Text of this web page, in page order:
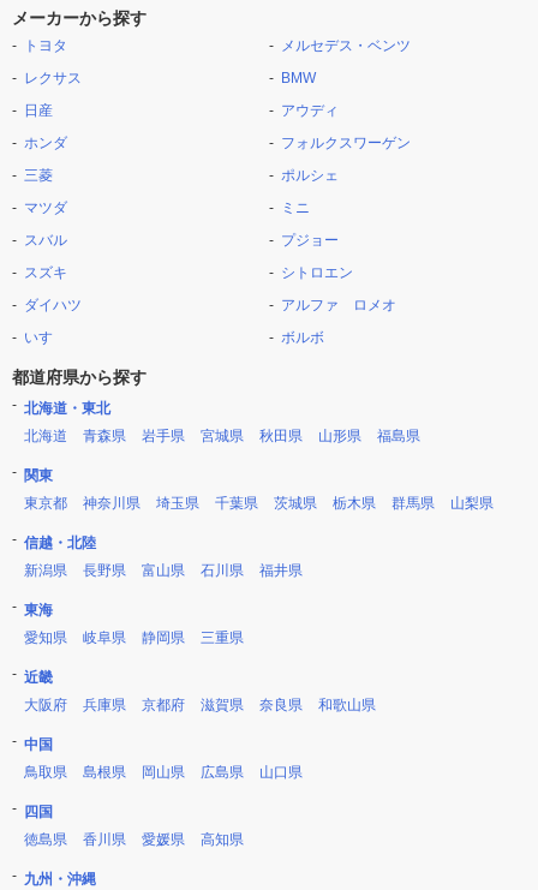
メーカーから探す
トヨタ
レクサス
日産
ホンダ
三菱
マツダ
スバル
スズキ
ダイハツ
いすゞ
メルセデス・ベンツ
BMW
アウディ
フォルクスワーゲン
ポルシェ
ミニ
プジョー
シトロエン
アルファ ロメオ
ボルボ
都道府県から探す
北海道・東北
北海道
青森県 岩手県 宮城県 秋田県 山形県 福島県
関東
東京都
神奈川県 埼玉県 千葉県 茨城県 栃木県 群馬県 山梨県
信越・北陸
新潟県
長野県 富山県 石川県 福井県
東海
愛知県
岐阜県 静岡県 三重県
近畿
大阪府
兵庫県 京都府 滋賀県 奈良県 和歌山県
中国
鳥取県
島根県 岡山県 広島県 山口県
四国
徳島県
香川県 愛媛県 高知県
九州・沖縄